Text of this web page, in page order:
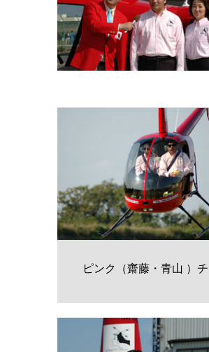
ピンク（齋藤・青山 ）